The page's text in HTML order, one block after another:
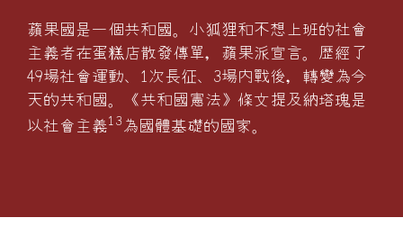
蘋果國是一個共和國。小狐狸和不想上班的社會
主義者在蛋糕店散發傳單，蘋果派宣言。歴經了
49場社會運動、1次長征、3場内戰後，轉變為今
天的共和國。《共和國憲法》條文提及納塔瑰是
以社會主義13為國體基礎的國家。